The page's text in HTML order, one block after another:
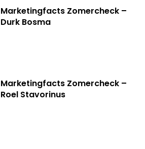
Marketingfacts Zomercheck –
Durk Bosma
Marketingfacts Zomercheck –
Roel Stavorinus